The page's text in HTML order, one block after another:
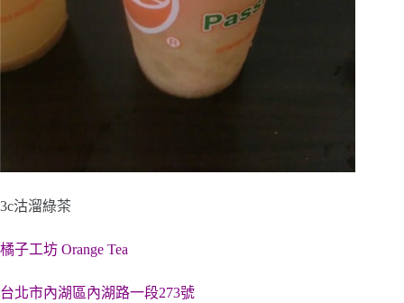
3c沽溜綠茶
橘子工坊 Orange Tea
台北市內湖區內湖路一段273號